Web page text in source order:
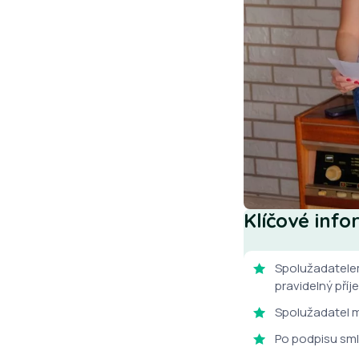
Klíčové
pravidelný
Spolužadatel
Po podpisu